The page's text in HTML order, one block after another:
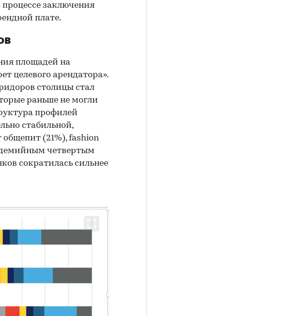
заключения
плате.
площадей на
целевого арендатора».
столицы стал
раньше не могли
профилей
стабильной,
(21%), fashion
четвертым
сократилась сильнее